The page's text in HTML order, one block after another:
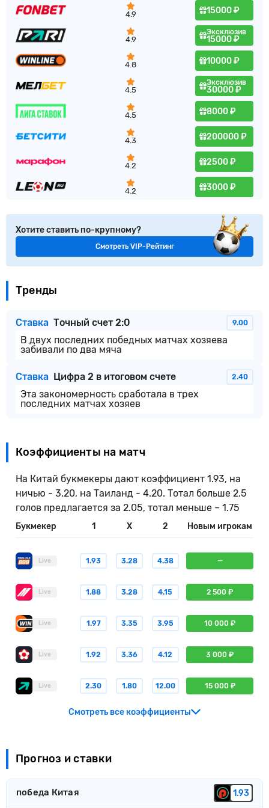
4.9 15000 ₽
4.9
Эксклюзив
15000 ₽
4.8 10000 ₽
4.5
Эксклюзив
30000 ₽
4.5 8000 ₽
4.3 200000 ₽
4.2 2500 ₽
4.2 3000 ₽
Хотите ставить по-крупному?
Смотреть VIP-Рейтинг
Тренды
Ставка Точный счет 2:0 9.00
В двух последних победных матчах хозяева
забивали по два мяча
Ставка Цифра 2 в итоговом счете 2.40
Эта закономерность сработала в трех
последних матчах хозяев
Коэффициенты на матч
На Китай букмекеры дают коэффициент 1.93, на
ничью - 3.20, на Таиланд - 4.20. Тотал больше 2.5
голов предлагается за 2.05, тотал меньше – 1.75
Букмекер 1 X 2 Новым игрокам
Live 1.93 3.28 4.38 —
Live 1.88 3.28 4.15 2 500 ₽
Live 1.97 3.35 3.95 10 000 ₽
Live 1.92 3.36 4.12 3 000 ₽
Live 2.30 1.80 12.00 15 000 ₽
Смотреть все коэффициенты
Прогноз и ставки
победа Китая 1.93